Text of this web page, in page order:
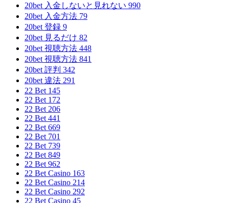
20bet 入金しないと見れない 990
20bet 入金方法 79
20bet 登録 9
20bet 見るだけ 82
20bet 視聴方法 448
20bet 視聴方法 841
20bet 評判 342
20bet 違法 291
22 Bet 145
22 Bet 172
22 Bet 206
22 Bet 441
22 Bet 669
22 Bet 701
22 Bet 739
22 Bet 849
22 Bet 962
22 Bet Casino 163
22 Bet Casino 214
22 Bet Casino 292
22 Bet Casino 45